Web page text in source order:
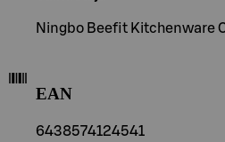
Ningbo Beefit Kitchenware
EAN
6438574124541